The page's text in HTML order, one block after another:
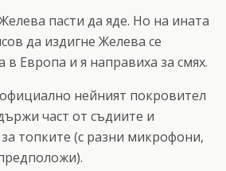
пасти да яде. Но на ината
да издигне Желева се
в Европа и я направиха за смях.
нейният покровител
част от съдиите и
топките (с разни микрофони,